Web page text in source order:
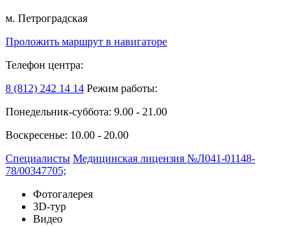
м. Петроградская
Проложить маршрут в навигаторе
Телефон центра:
8 (812) 242 14 14 Режим работы:
Понедельник-суббота: 9.00 - 21.00
Воскресенье: 10.00 - 20.00
Специалисты Медицинская лицензия №Л041-01148-
78/00347705;
Фотогалерея
3D-тур
Видео